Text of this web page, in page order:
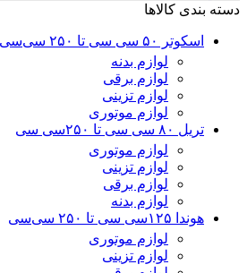
دسته بندی کالاها
اسکوتر ۵۰ سی سی تا ۲۵۰ سی‌سی
لوازم بدنه
لوازم برقی
لوازم تزینی
لوازم موتوری
تریل ۸۰ سی سی تا ۲۵۰سی سی
لوازم موتوری
لوازم تزینی
لوازم برقی
لوازم بدنه
هوندا ۱۲۵سی سی تا ۲۵۰ سی‌سی
لوازم موتوری
لوازم تزینی